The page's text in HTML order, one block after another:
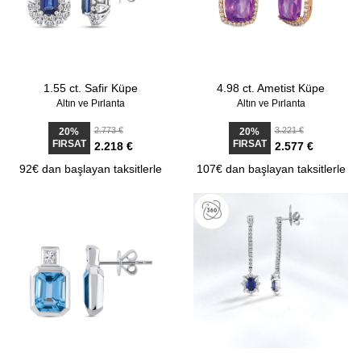
1.55 ct. Safir Küpe
Altın ve Pırlanta
20%
FIRSAT
2.773 €
2.218 €
92€ dan başlayan taksitlerle
4.98 ct. Ametist Küpe
Altın ve Pırlanta
20%
FIRSAT
3.221 €
2.577 €
107€ dan başlayan taksitlerle